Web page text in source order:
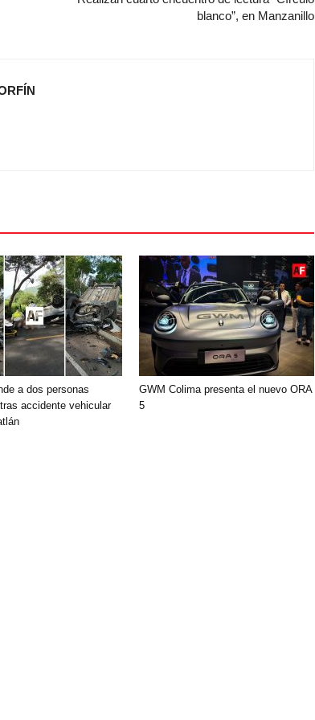
blanco”, en Manzanillo
a dos personas
accidente vehicular
GWM Colima presenta el nuevo ORA
5